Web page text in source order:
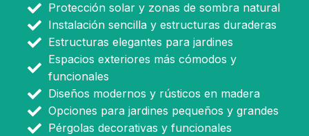
Protección solar y zonas de sombra natural
Instalación sencilla y estructuras duraderas
Estructuras elegantes para jardines
Espacios exteriores más cómodos y
funcionales
Diseños modernos y rústicos en madera
Opciones para jardines pequeños y grandes
Pérgolas decorativas y funcionales